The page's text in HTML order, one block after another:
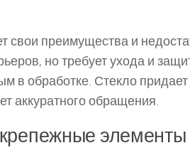
свои преимущества и
но требует ухода и
в обработке. Стекло придает
аккуратного обращения.
элементы